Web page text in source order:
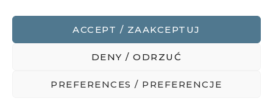
ACCEPT / ZAAKCEPTUJ
DENY / ODRZUĆ
PREFERENCES / PREFERENCJE